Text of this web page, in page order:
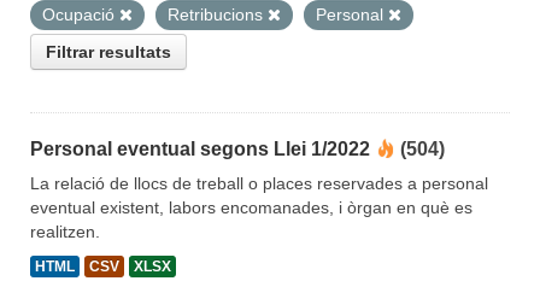
Ocupació
Retribucions
Personal
Filtrar resultats
Personal eventual segons Llei 1/2022 (504)
La relació de llocs de treball o places reservades a personal
eventual existent, labors encomanades, i òrgan en què es
realitzen.
HTML CSV XLSX